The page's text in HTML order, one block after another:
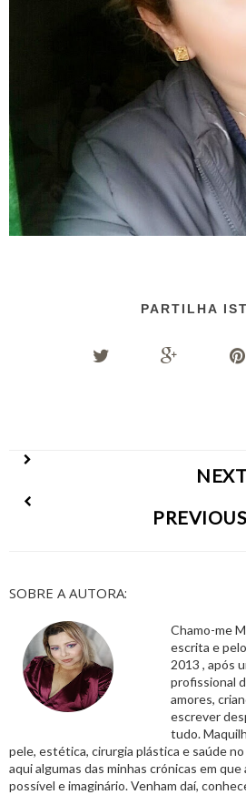
PARTILHA
NEXT
PREVIOUS
SOBRE A AUTORA:
Chamo-me
escrita e
2013 , após
profissional
amores,
escrever
tudo.
pele, estética, cirurgia plástica e saúde
aqui algumas das minhas crónicas em
possível e imaginário. Venham daí,